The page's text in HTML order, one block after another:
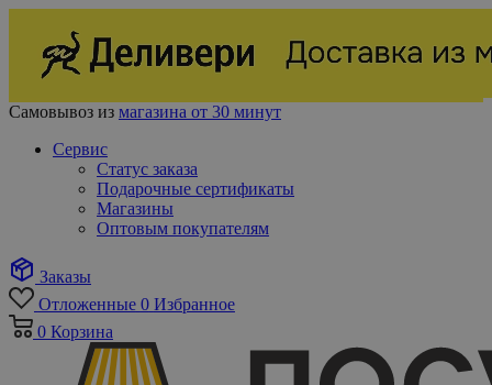
Самовывоз из магазина от 30 минут
Сервис
Статус заказа
Подарочные сертификаты
Магазины
Оптовым покупателям
Заказы
Отложенные 0 Избранное
0 Корзина